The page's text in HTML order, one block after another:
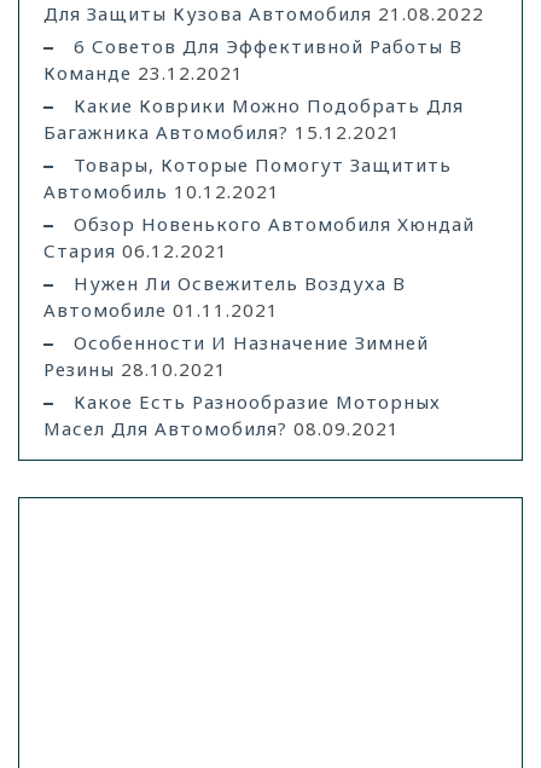
Для Защиты Кузова Автомобиля 21.08.2022
6 Советов Для Эффективной Работы В
Команде 23.12.2021
Какие Коврики Можно Подобрать Для
Багажника Автомобиля? 15.12.2021
Товары, Которые Помогут Защитить
Автомобиль 10.12.2021
Обзор Новенького Автомобиля Хюндай
Стария 06.12.2021
Нужен Ли Освежитель Воздуха В
Автомобиле 01.11.2021
Особенности И Назначение Зимней
Резины 28.10.2021
Какое Есть Разнообразие Моторных
Масел Для Автомобиля? 08.09.2021